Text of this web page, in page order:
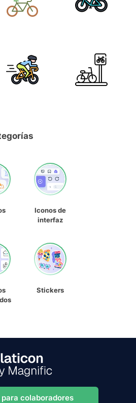
Iconos de
interfaz
Stickers
colaboradores